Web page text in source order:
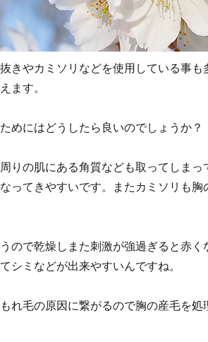
きやカミソリなどを使用している事
ます。
めにはどうしたら良いのでしょうか？
りの肌にある角質なども取ってしま
ってきやすいです。またカミソリも
ので乾燥しまた刺激が強過ぎると赤
シミなどが出来やすいんですね。
れ毛の原因に繋がるので胸の産毛を